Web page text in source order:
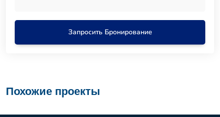
Запросить Бронирование
Похожие проекты